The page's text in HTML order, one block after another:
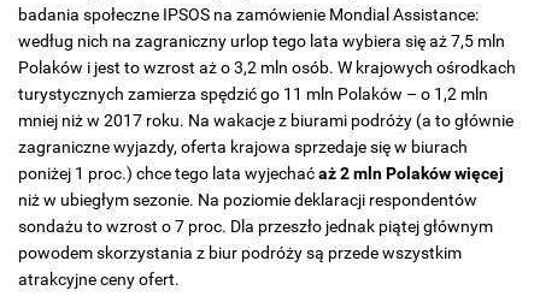
badania społeczne IPSOS na zamówienie Mondial Assistance:
według nich na zagraniczny urlop tego lata wybiera się aż 7,5 mln
Polaków i jest to wzrost aż o 3,2 mln osób. W krajowych ośrodkach
turystycznych zamierza spędzić go 11 mln Polaków – o 1,2 mln
mniej niż w 2017 roku. Na wakacje z biurami podróży (a to głównie
zagraniczne wyjazdy, oferta krajowa sprzedaje się w biurach
poniżej 1 proc.) chce tego lata wyjechaćaż 2 mln Polaków więcej
niż w ubiegłym sezonie. Na poziomie deklaracji respondentów
sondażu to wzrost o 7 proc. Dla przeszło jednak piątej głównym
powodem skorzystania z biur podróży są przede wszystkim
atrakcyjne ceny ofert.